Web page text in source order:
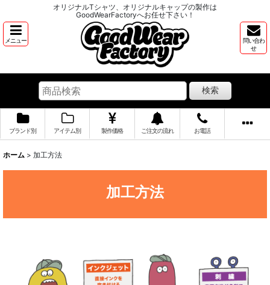
オリジナルTシャツ、オリジナルキャップの製作は
GoodWearFactoryへお任せ下さい！
メニュー
問い合わ
せ
検索
ブランド別 アイテム別 製作価格 ご注文の流れ お電話
ホーム > 加工方法
加工方法